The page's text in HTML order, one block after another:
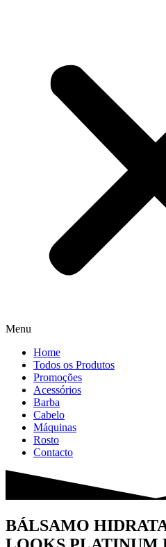
Menu
Home
Todos os Produtos
Promoções
Acessórios
Barba
Cabelo
Máquinas
Rosto
Contacto
BÁLSAMO